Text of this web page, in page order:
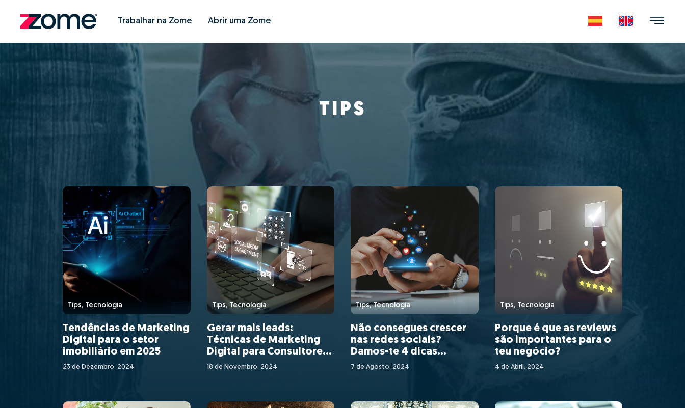
Trabalhar na Zome Abrir uma Zome
TIPS
Tips, Tecnologia
Tendências de Marketing
Digital para o setor
imobiliário em 2025
23 de Dezembro, 2024
Tips, Tecnologia
Gerar mais leads:
Técnicas de Marketing
Digital para Consultores
Imobiliários
18 de Novembro, 2024
Tips, Tecnologia
Não consegues crescer
nas redes sociais?
Damos-te 4 dicas
infalíveis para potenciar
7 de Agosto, 2024
Tips, Tecnologia
Porque é que as reviews
são importantes para o
teu negócio?
4 de Abril, 2024